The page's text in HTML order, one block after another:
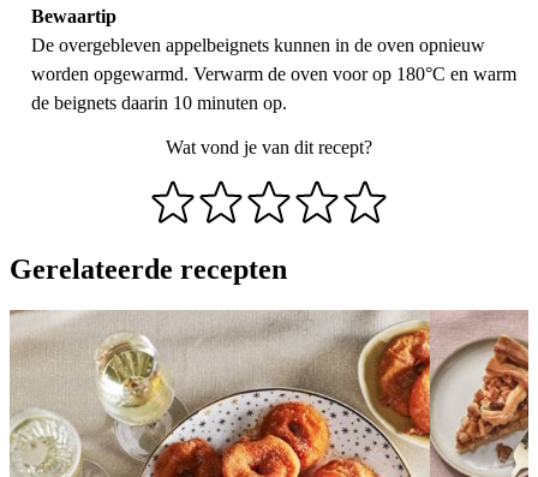
Bewaartip
De overgebleven appelbeignets kunnen in de oven opnieuw
worden opgewarmd. Verwarm de oven voor op 180°C en warm
de beignets daarin 10 minuten op.
Wat vond je van dit recept?
Gerelateerde recepten